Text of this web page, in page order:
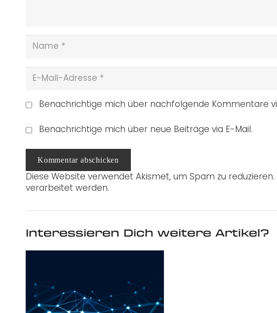
Benachrichtige mich über nachfolgende Kommentare
Benachrichtige mich über neue Beiträge via E-Mail.
Kommentar abschicken
Diese Website verwendet Akismet, um Spam zu reduzieren.
verarbeitet werden.
Interessieren Dich weitere Artikel?